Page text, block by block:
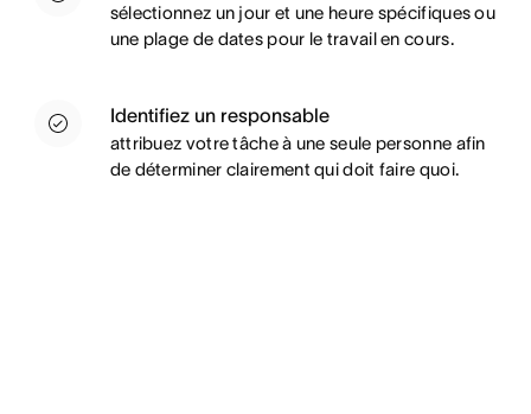
sélectionnez un jour et une heure spécifiques ou
une plage de dates pour le travail en cours.
Identifiez un responsable
attribuez votre tâche à une seule personne afin
de déterminer clairement qui doit faire quoi.